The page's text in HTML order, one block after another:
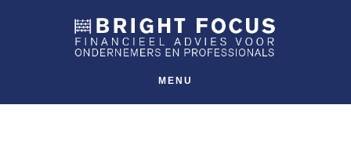
inhoud
MENU